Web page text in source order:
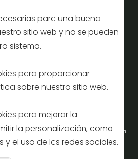
para una buena
sitio web y no se pueden
sistema.
para proporcionar
sobre nuestro sitio web.
para mejorar la
la personalización, como
y el uso de las redes sociales.
(Ayuntamiento de Segovia) y la Empresa
Turismo de Segovia © 2022